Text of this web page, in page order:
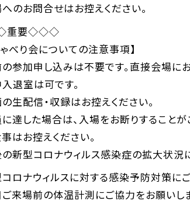
へのお問合せはお控えください。
要◇◇◇
ゃべり会についての注意事項】
の参加申し込みは不要です。直接会場にお
入退室は可です。
の生配信・収録はお控えください。
に達した場合は、入場をお断りすること
事はお控えください。
の新型コロナウィルス感染症の拡大状況
コロナウィルスに対する感染予防対策に
ご来場前の体温計測にご協力をお願いし